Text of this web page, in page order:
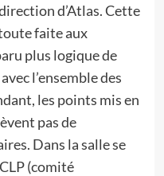
d’Atlas. Cette
faite aux
plus logique de
l’ensemble des
les points mis en
pas de
Dans la salle se
(comité